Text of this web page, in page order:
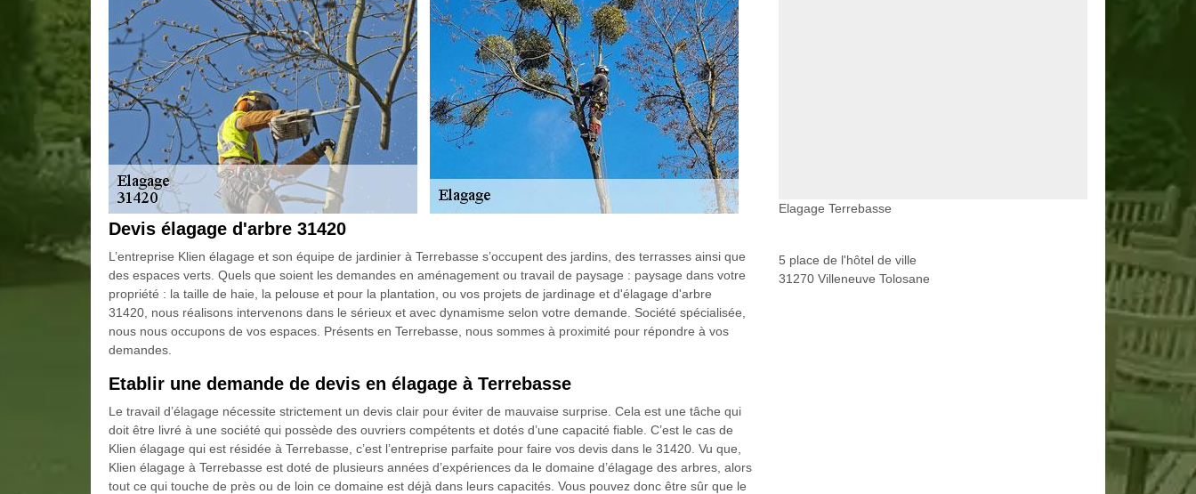
Devis élagage d'arbre 31420
L’entreprise Klien élagage et son équipe de jardinier à Terrebasse s’occupent des jardins, des terrasses ainsi que
des espaces verts. Quels que soient les demandes en aménagement ou travail de paysage : paysage dans votre
propriété : la taille de haie, la pelouse et pour la plantation, ou vos projets de jardinage et d'élagage d'arbre
31420, nous réalisons intervenons dans le sérieux et avec dynamisme selon votre demande. Société spécialisée,
nous nous occupons de vos espaces. Présents en Terrebasse, nous sommes à proximité pour répondre à vos
demandes.
Etablir une demande de devis en élagage à Terrebasse
Le travail d’élagage nécessite strictement un devis clair pour éviter de mauvaise surprise. Cela est une tâche qui
doit être livré à une société qui possède des ouvriers compétents et dotés d’une capacité fiable. C’est le cas de
Klien élagage qui est résidée à Terrebasse, c’est l’entreprise parfaite pour faire vos devis dans le 31420. Vu que,
Klien élagage à Terrebasse est doté de plusieurs années d’expériences da le domaine d’élagage des arbres, alors
tout ce qui touche de près ou de loin ce domaine est déjà dans leurs capacités. Vous pouvez donc être sûr que le
Elagage Terrebasse
5 place de l'hôtel de ville
31270 Villeneuve Tolosane